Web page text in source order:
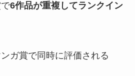
6作品が重複してランクイン
ガ賞で同時に評価される